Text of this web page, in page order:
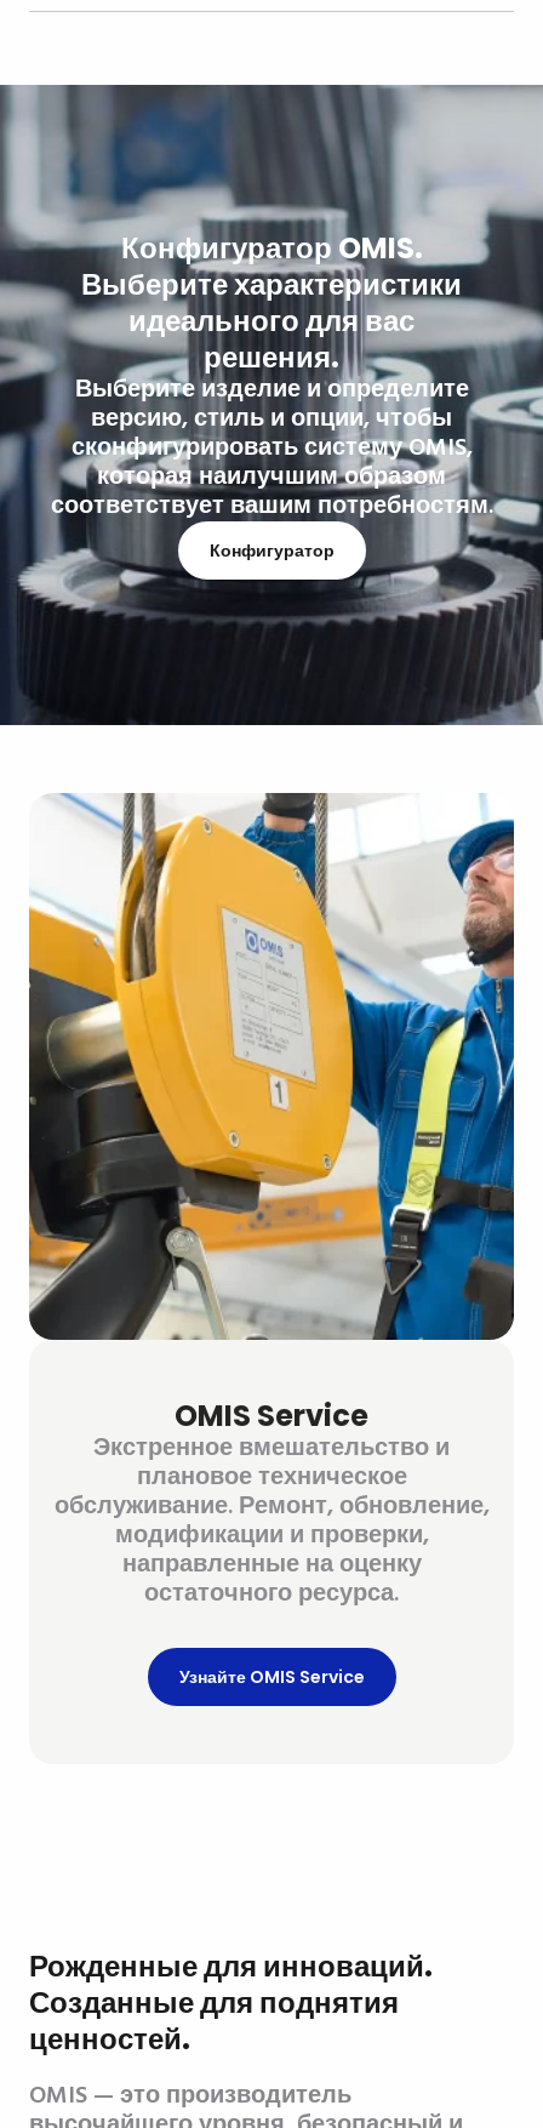
Конфигуратор OMIS.
Выберите характеристики
идеального для вас
решения.
Выберите изделие и определите
версию, стиль и опции, чтобы
сконфигурировать систему OMIS,
которая наилучшим образом
соответствует вашим потребностям.
Конфигуратор
OMIS Service
Экстренное вмешательство и
плановое техническое
обслуживание. Ремонт, обновление,
модификации и проверки,
направленные на оценку
остаточного ресурса.
Узнайте OMIS Service
Рожденные для инноваций.
Созданные для поднятия
ценностей.
OMIS — это производитель